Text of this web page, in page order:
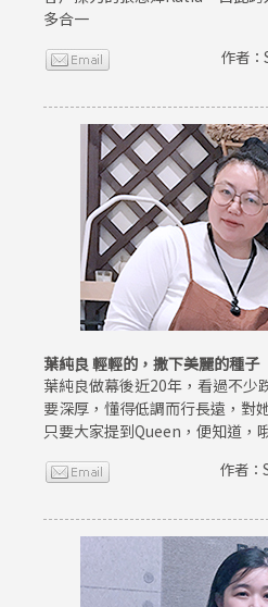
多合一
作者
葉純良 輕輕的，撒下美麗的種子
葉純良做幕後近20年，看過不少
要深厚，懂得低調而行長遠，對
只要大家提到Queen，便知道，
作者：